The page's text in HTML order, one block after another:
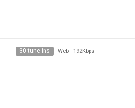
30 tune ins Web - 192Kbps